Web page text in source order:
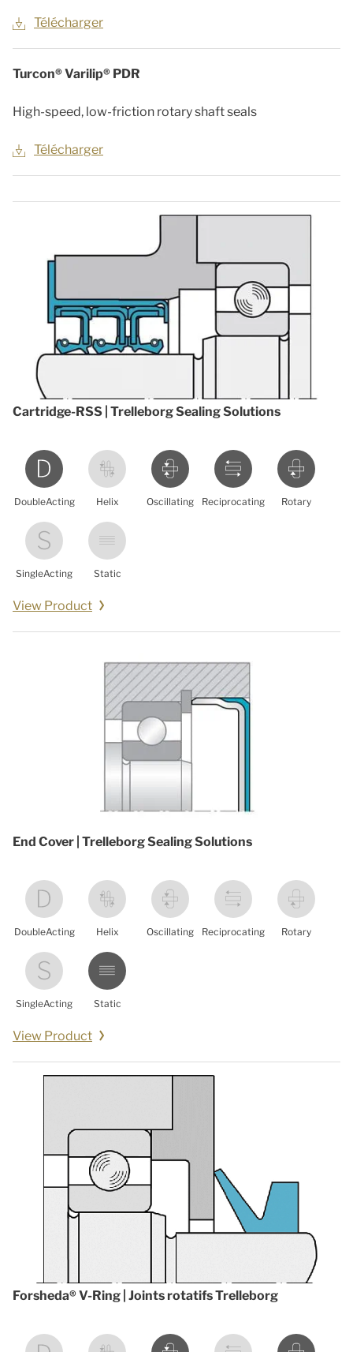
Télécharger
Turcon® Varilip® PDR
High-speed, low-friction rotary shaft seals
Télécharger
Cartridge-RSS | Trelleborg Sealing Solutions
DoubleActing Helix Oscillating Reciprocating Rotary
SingleActing Static
View Product
End Cover | Trelleborg Sealing Solutions
DoubleActing Helix Oscillating Reciprocating Rotary
SingleActing Static
View Product
Forsheda® V-Ring | Joints rotatifs Trelleborg